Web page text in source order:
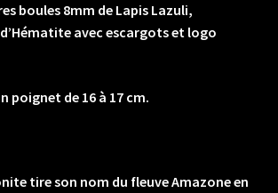
boules 8mm de Lapis Lazuli,
avec escargots et logo
poignet de 16 à 17 cm.
tire son nom du fleuve Amazone en